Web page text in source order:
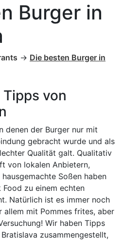
Burger in
→ Die besten Burger in
Tipps von
denen der Burger nur mit
gebracht wurde und als
Qualität galt. Qualitativ
von lokalen Anbietern,
Soßen haben
zu einem echten
Natürlich ist es immer noch
allem mit Pommes frites, aber
Wir haben Tipps
zusammengestellt,